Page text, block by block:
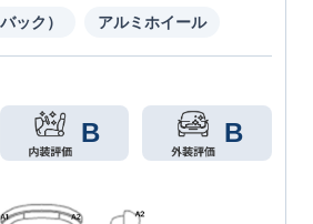
ック） アルミホイール
B B